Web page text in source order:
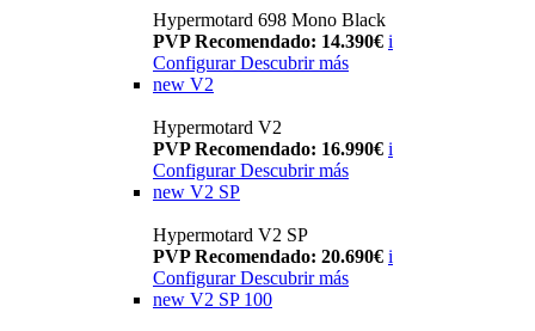
Hypermotard 698 Mono Black
PVP Recomendado: 14.390€ i
Configurar Descubrir más
new V2
Hypermotard V2
PVP Recomendado: 16.990€ i
Configurar Descubrir más
new V2 SP
Hypermotard V2 SP
PVP Recomendado: 20.690€ i
Configurar Descubrir más
new V2 SP 100